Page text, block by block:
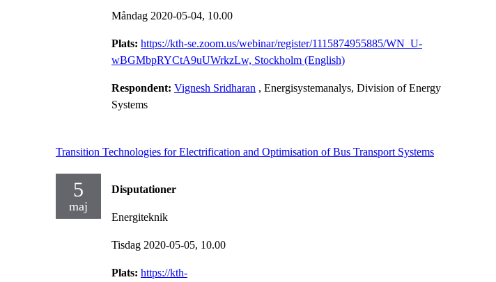
Måndag 2020-05-04, 10.00
Plats: https://kth-se.zoom.us/webinar/register/1115874955885/WN_U-
wBGMbpRYCtA9uUWrkzLw, Stockholm (English)
Respondent: Vignesh Sridharan , Energisystemanalys, Division of Energy
Systems
Transition Technologies for Electrification and Optimisation of Bus Transport Systems
5
maj
Disputationer
Energiteknik
Tisdag 2020-05-05, 10.00
Plats: https://kth-